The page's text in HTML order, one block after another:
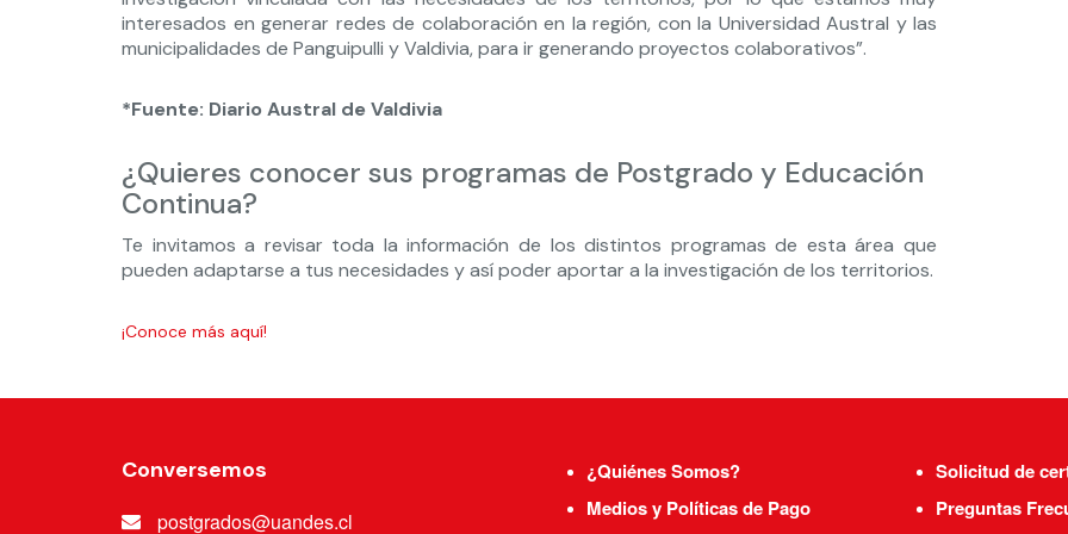
interesados en generar redes de colaboración en la región, con la Universidad Austral y las
municipalidades de Panguipulli y Valdivia, para ir generando proyectos colaborativos”.
*Fuente: Diario Austral de Valdivia
¿Quieres conocer sus programas de Postgrado y Educación
Continua?
Te invitamos a revisar toda la información de los distintos programas de esta área que
pueden adaptarse a tus necesidades y así poder aportar a la investigación de los territorios.
¡Conoce más aquí!
Conversemos
postgrados@uandes.cl
¿Quiénes Somos?
Medios y Políticas de Pago
Solicitud de
Preguntas